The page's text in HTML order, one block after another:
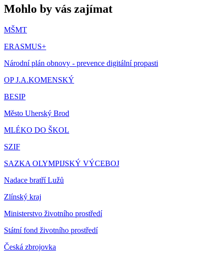
Mohlo by vás zajímat
MŠMT
ERASMUS+
Národní plán obnovy - prevence digitální propasti
OP J.A.KOMENSKÝ
BESIP
Město Uherský Brod
MLÉKO DO ŠKOL
SZIF
SAZKA OLYMPIJSKÝ VÝCEBOJ
Nadace bratří Lužů
Zlínský kraj
Ministerstvo životního prostředí
Státní fond životního prostředí
Česká zbrojovka